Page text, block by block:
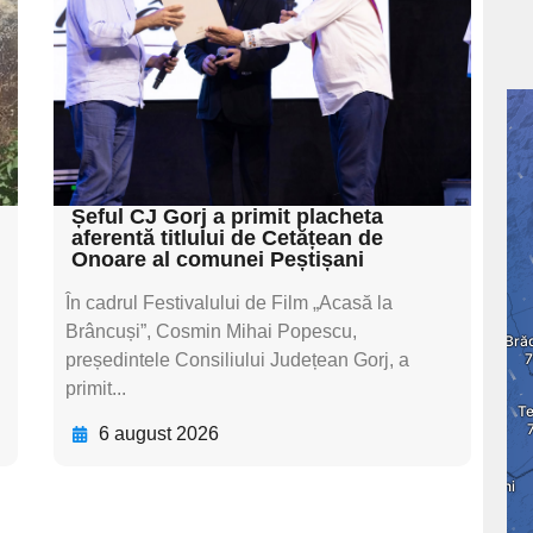
textul pentru
subtitluAdaugă aici
textul pentru
subtitluAdaugă aici
textul pentru subti
Șeful CJ Gorj a primit placheta
aferentă titlului de Cetățean de
Onoare al comunei Peștișani
În cadrul Festivalului de Film „Acasă la
Brâncuși”, Cosmin Mihai Popescu,
președintele Consiliului Județean Gorj, a
primit...
6 august 2026